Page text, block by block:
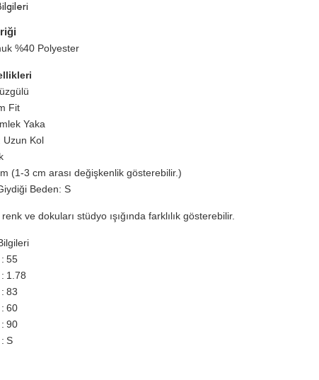
%40 Polyester
Fit
Yaka
Uzun Kol
(1-3 cm arası değişkenlik gösterebilir.)
Beden: S
ve dokuları stüdyo ışığında farklılık gösterebilir.
55
1.78
83
60
90
S